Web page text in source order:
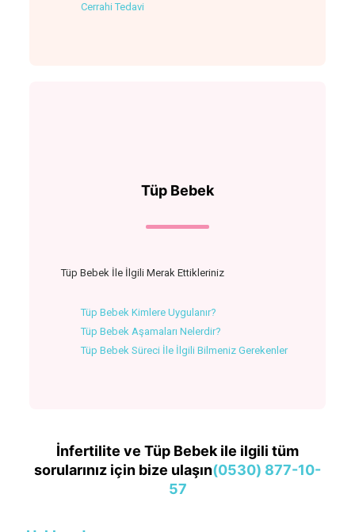
Cerrahi Tedavi
Tüp Bebek
Tüp Bebek İle İlgili Merak Ettikleriniz
Tüp Bebek Kimlere Uygulanır?
Tüp Bebek Aşamaları Nelerdir?
Tüp Bebek Süreci İle İlgili Bilmeniz Gerekenler
İnfertilite ve Tüp Bebek ile ilgili tüm
sorularınız için bize ulaşın(0530) 877-10-
57